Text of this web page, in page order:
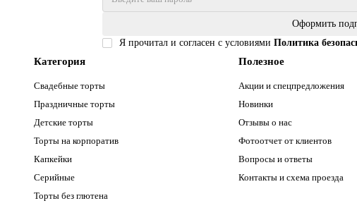
Оформить
Я прочитал и согласен с условиями Политика
Категория
Свадебные торты
Праздничные торты
Детские торты
Торты на корпоратив
Капкейки
Серийные
Торты без глютена
Полезное
Акции и спецпредложения
Новинки
Отзывы о нас
Фотоотчет от клиентов
Вопросы и ответы
Контакты и схема проезда